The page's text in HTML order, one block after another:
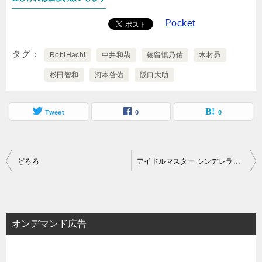
Pocket
タグ RobiHachi 中井和哉 徳留慎乃佑 木村昴
杉田智和 河本啓佑 阪口大助
Tweet 0 0
投
ビ
ゲ
どろろ アイドルマスター シンデレラガールズ劇場 CLIMAX SEASON
オンデマンド広告